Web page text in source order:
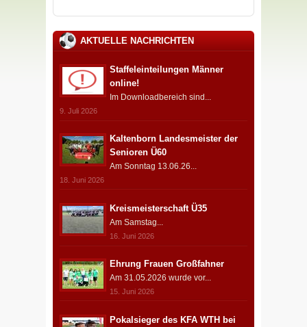
AKTUELLE NACHRICHTEN
Staffeleinteilungen Männer
online!
Im Downloadbereich sind...
9. Juli 2026
Kaltenborn Landesmeister der
Senioren Ü60
Am Sonntag 13.06.26...
18. Juni 2026
Kreismeisterschaft Ü35
Am Samstag...
16. Juni 2026
Ehrung Frauen Großfahner
Am 31.05.2026 wurde vor...
15. Juni 2026
Pokalsieger des KFA WTH bei